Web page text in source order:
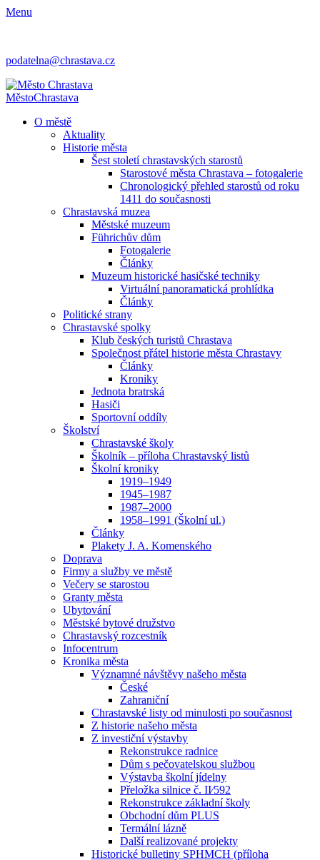
Menu
podatelna@chrastava.cz
MěstoChrastava
O městě
Aktuality
Historie města
Šest století chrastavských starostů
Starostové města Chrastava – fotogalerie
Chronologický přehled starostů od roku
1411 do současnosti
Chrastavská muzea
Městské muzeum
Führichův dům
Fotogalerie
Články
Muzeum historické hasičské techniky
Virtuální panoramatická prohlídka
Články
Politické strany
Chrastavské spolky
Klub českých turistů Chrastava
Společnost přátel historie města Chrastavy
Články
Kroniky
Jednota bratrská
Hasiči
Sportovní oddíly
Školství
Chrastavské školy
Školník – příloha Chrastavský listů
Školní kroniky
1919–1949
1945–1987
1987–2000
1958–1991 (Školní ul.)
Články
Plakety J. A. Komenského
Doprava
Firmy a služby ve městě
Večery se starostou
Granty města
Ubytování
Městské bytové družstvo
Chrastavský rozcestník
Infocentrum
Kronika města
Významné návštěvy našeho města
České
Zahraniční
Chrastavské listy od minulosti po současnost
Z historie našeho města
Z investiční výstavby
Rekonstrukce radnice
Dům s pečovatelskou službou
Výstavba školní jídelny
Přeložka silnice č. II⁄592
Rekonstrukce základní školy
Obchodní dům PLUS
Termální lázně
Další realizované projekty
Historické bulletiny SPHMCH (příloha